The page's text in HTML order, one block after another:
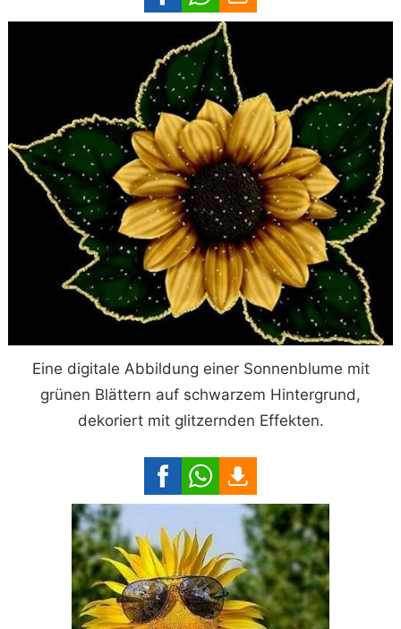
Eine digitale Abbildung einer Sonnenblume mit
grünen Blättern auf schwarzem Hintergrund,
dekoriert mit glitzernden Effekten.